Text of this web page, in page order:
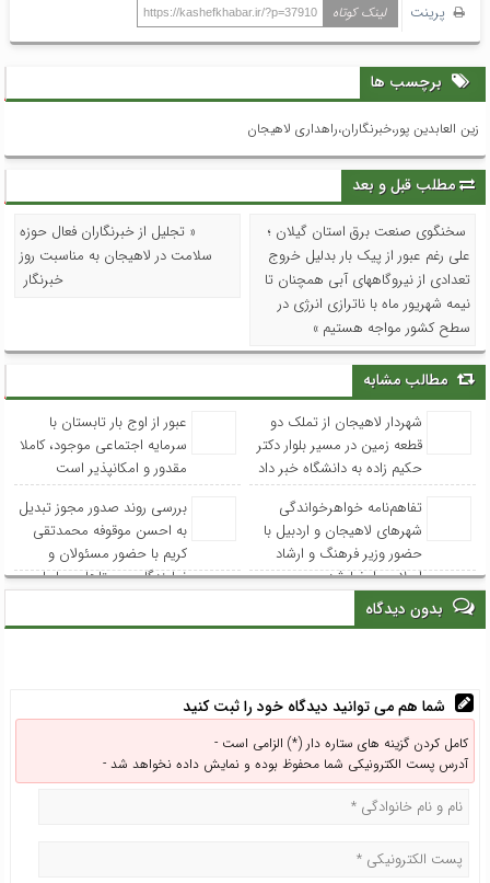
پرینت
لینک کوتاه https://kashefkhabar.ir/?p=37910
برچسب ها
زین العابدین پور،خبرنگاران،راهداری لاهیجان
مطلب قبل و بعد
سخنگوی صنعت برق استان گیلان ؛
علی رغم عبور از پیک بار بدلیل خروج
تعدادی از نیروگاههای آبی همچنان تا
نیمه شهریور ماه با ناترازی انرژی در
سطح کشور مواجه هستیم »
« تجلیل از خبرنگاران فعال حوزه
سلامت در لاهیجان به مناسبت روز
خبرنگار
مطالب مشابه
شهردار لاهیجان از تملک دو
قطعه زمین در مسیر بلوار دکتر
حکیم زاده به دانشگاه خبر داد
عبور از اوج بار تابستان با
سرمایه اجتماعی موجود، کاملا
مقدور و امکانپذیر است
تفاهم‌نامه خواهرخواندگی
شهرهای لاهیجان و اردبیل با
حضور وزیر فرهنگ و ارشاد
اسلامی امضا شد
بررسی روند صدور مجوز تبدیل
به احسن موقوفه محمدتقی
کریم با حضور مسئولان و
نمایندگان روستاهای ساحلی
بدون دیدگاه
شما هم می توانید دیدگاه خود را ثبت کنید
کامل کردن گزینه های ستاره دار (*) الزامی است -
آدرس پست الکترونیکی شما محفوظ بوده و نمایش داده نخواهد شد -